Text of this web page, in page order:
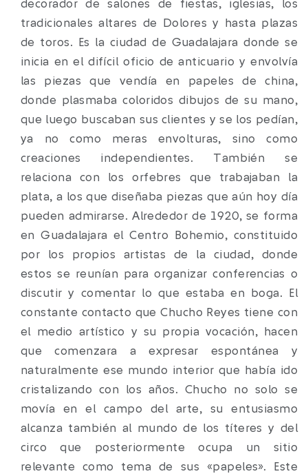
decorador de salones de fiestas, iglesias, los
tradicionales altares de Dolores y hasta plazas
de toros. Es la ciudad de Guadalajara donde se
inicia en el difícil oficio de anticuario y envolvía
las piezas que vendía en papeles de china,
donde plasmaba coloridos dibujos de su mano,
que luego buscaban sus clientes y se los pedían,
ya no como meras envolturas, sino como
creaciones independientes. También se
relaciona con los orfebres que trabajaban la
plata, a los que diseñaba piezas que aún hoy día
pueden admirarse. Alrededor de 1920, se forma
en Guadalajara el Centro Bohemio, constituido
por los propios artistas de la ciudad, donde
estos se reunían para organizar conferencias o
discutir y comentar lo que estaba en boga. El
constante contacto que Chucho Reyes tiene con
el medio artístico y su propia vocación, hacen
que comenzara a expresar espontánea y
naturalmente ese mundo interior que había ido
cristalizando con los años. Chucho no solo se
movía en el campo del arte, su entusiasmo
alcanza también al mundo de los títeres y del
circo que posteriormente ocupa un sitio
relevante como tema de sus «papeles». Este